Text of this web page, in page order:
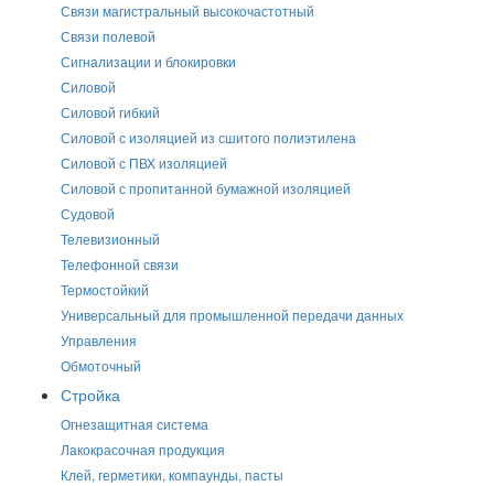
Связи магистральный высокочастотный
Связи полевой
Сигнализации и блокировки
Силовой
Силовой гибкий
Силовой с изоляцией из сшитого полиэтилена
Силовой с ПВХ изоляцией
Силовой с пропитанной бумажной изоляцией
Судовой
Телевизионный
Телефонной связи
Термостойкий
Универсальный для промышленной передачи данных
Управления
Обмоточный
Стройка
Огнезащитная система
Лакокрасочная продукция
Клей, герметики, компаунды, пасты